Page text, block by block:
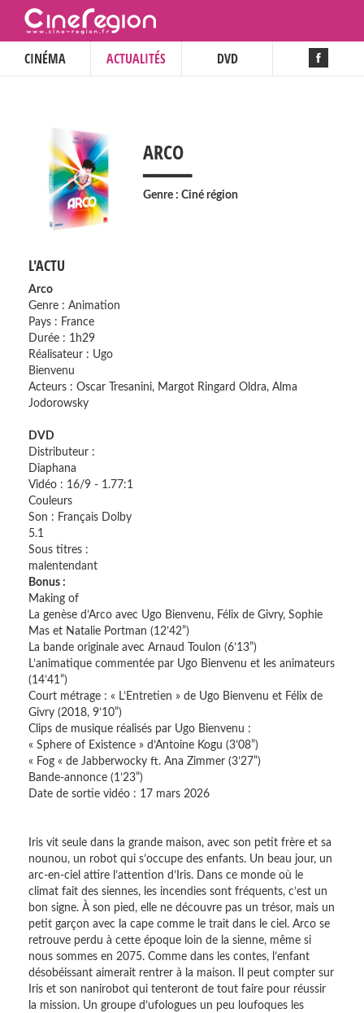
CINÉMA ACTUALITÉS DVD
ARCO
___
Genre : Ciné région
L'ACTU
Arco
Genre : Animation
Pays : France
Durée : 1h29
Réalisateur : Ugo
Acteurs : Oscar Tresanini, Margot Ringard Oldra, Alma
Jodorowsky
DVD
Distributeur :
Vidéo : 16/9 - 1.77:1
Son : Français Dolby
Sous titres :
Bonus :
Making of
La genèse d’Arco avec Ugo Bienvenu, Félix de Givry, Sophie
Mas et Natalie Portman (12’42”)
La bande originale avec Arnaud Toulon (6’13”)
L’animatique commentée par Ugo Bienvenu et les animateurs
(14’41”)
Court métrage : « L’Entretien » de Ugo Bienvenu et Félix de
Givry (2018, 9’10”)
Clips de musique réalisés par Ugo Bienvenu :
« Sphere of Existence » d’Antoine Kogu (3’08”)
« Fog « de Jabberwocky ft. Ana Zimmer (3’27”)
Bande-annonce (1’23”)
Date de sortie vidéo : 17 mars 2026
Iris vit seule dans la grande maison, avec son petit frère et sa
nounou, un robot qui s’occupe des enfants. Un beau jour, un
arc-en-ciel attire l’attention d’Iris. Dans ce monde où le
climat fait des siennes, les incendies sont fréquents, c’est un
bon signe. À son pied, elle ne découvre pas un trésor, mais un
petit garçon avec la cape comme le trait dans le ciel. Arco se
retrouve perdu à cette époque loin de la sienne, même si
nous sommes en 2075. Comme dans les contes, l’enfant
désobéissant aimerait rentrer à la maison. Il peut compter sur
Iris et son nanirobot qui tenteront de tout faire pour réussir
la mission. Un groupe d’ufologues un peu loufoques les